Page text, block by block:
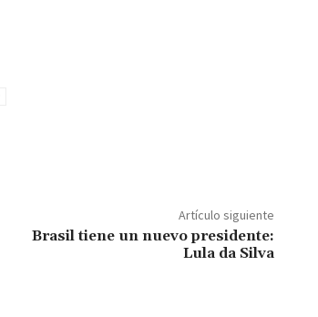
Artículo siguiente
Brasil tiene un nuevo presidente:
Lula da Silva